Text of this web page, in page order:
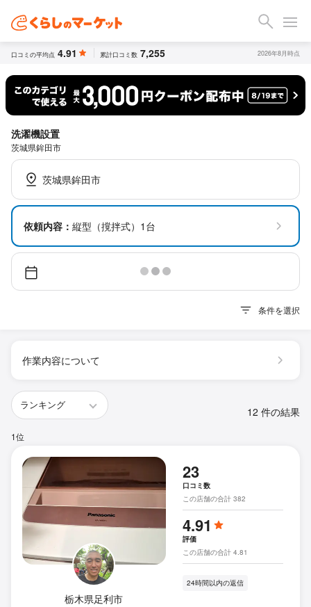
口コミの平均点 4.91 累計口コミ数 7,255 2026年8月時点
洗濯機設置
茨城県鉾田市
茨城県鉾田市
依頼内容： 縦型（撹拌式）1台
条件を選択
作業内容について
12 件の結果
1位
栃木県足利市
23
口コミ数
この店舗の合計 382
4.91
評価
この店舗の合計 4.81
24時間以内の返信